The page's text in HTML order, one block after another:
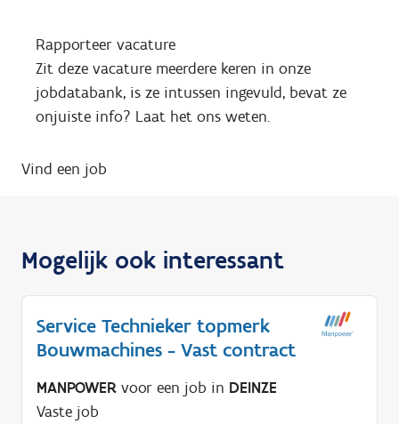
Rapporteer vacature
Zit deze vacature meerdere keren in onze
jobdatabank, is ze intussen ingevuld, bevat ze
onjuiste info? Laat het ons weten.
Vind een job
Mogelijk ook interessant
Service Technieker topmerk
Bouwmachines - Vast contract
MANPOWER voor een job in DEINZE
Vaste job